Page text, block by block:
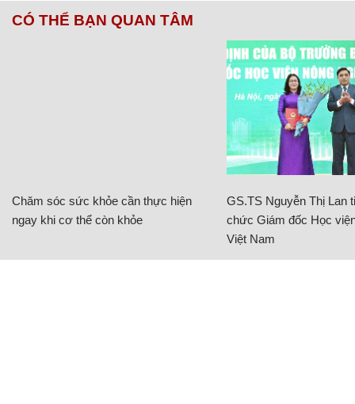
CÓ THỂ BẠN QUAN TÂM
Chăm sóc sức khỏe cần thực hiện
ngay khi cơ thể còn khỏe
GS.TS Nguyễn Thị Lan
chức Giám đốc Học
Việt Nam